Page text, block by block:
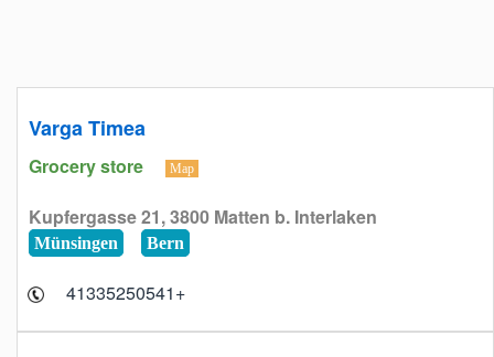
Varga Timea
Grocery store Map
Kupfergasse 21, 3800 Matten b. Interlaken
Münsingen Bern
+41335250541